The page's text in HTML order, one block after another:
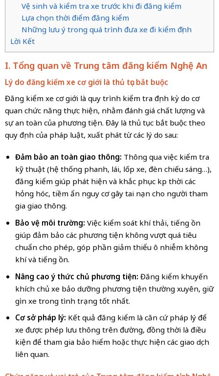
Vệ sinh và kiểm tra xe trước khi đi đăng kiểm
Lựa chọn thời điểm đăng kiểm
Những lưu ý trong quá trình đưa xe đi kiểm định
Lời Kết
I. Tổng quan về Trung tâm đăng kiểm Nghệ An
Lý do đăng kiểm xe cơ giới là thủ tục bắt buộc
Đăng kiểm xe cơ giới là quy trình kiểm tra định kỳ do cơ
quan chức năng thực hiện, nhằm đánh giá chất lượng và
sự an toàn của phương tiện. Đây là thủ tục bắt buộc theo
quy định của pháp luật, xuất phát từ các lý do sau:
Đảm bảo an toàn giao thông: Thông qua việc kiểm tra
kỹ thuật (hệ thống phanh, lái, lốp xe, đèn chiếu sáng…),
đăng kiểm giúp phát hiện và khắc phục kịp thời các
hỏng hóc, tiềm ẩn nguy cơ gây tai nạn cho người tham
gia giao thông.
Bảo vệ môi trường: Việc kiểm soát khí thải, tiếng ồn
giúp đảm bảo các phương tiện không vượt quá tiêu
chuẩn cho phép, góp phần giảm thiểu ô nhiễm không
khí và tiếng ồn.
Nâng cao ý thức chủ phương tiện: Đăng kiểm khuyến
khích chủ xe bảo dưỡng phương tiện thường xuyên, giữ
gìn xe trong tình trạng tốt nhất.
Cơ sở pháp lý: Kết quả đăng kiểm là căn cứ pháp lý để
xe được phép lưu thông trên đường, đồng thời là điều
kiện để tham gia bảo hiểm hoặc thực hiện các giao dịch
liên quan.